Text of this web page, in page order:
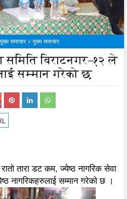
मुख्य समाचार मुख्य समाचार
समिति विराटनगर–१२ ले
सम्मान गरेको छ
तारा डट कम, ज्येष्ठ नागरिक सेवा
नागरिकहरुलाई सम्मान गरेको छ ।